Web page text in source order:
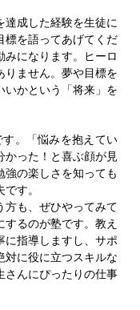
達成した経験を生徒に
標を語ってあげてくだ
みになります。ヒーロ
りません。夢や目標を
いかという「将来」を
。「悩みを抱えてい
かった！と喜ぶ顔が見
強の楽しさを知っても
す。
も、ぜひやってみて
るのが塾です。教え
に指導しますし、サポ
対に役に立つスキルな
さんにぴったりの仕事